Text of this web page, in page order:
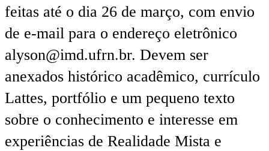
feitas até o dia 26 de março, com envio
de e-mail para o endereço eletrônico
alyson@imd.ufrn.br. Devem ser
anexados histórico acadêmico, currículo
Lattes, portfólio e um pequeno texto
sobre o conhecimento e interesse em
experiências de Realidade Mista e